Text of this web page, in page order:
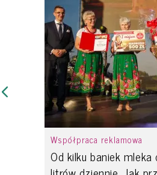
Współpraca reklamowa
Od kilku baniek